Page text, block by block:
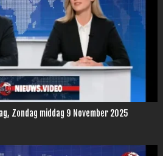
Zondag middag 9 November 2025